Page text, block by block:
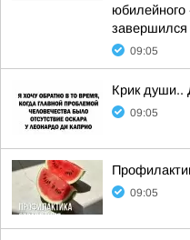
завершился
09:05
Крик души..
09:05
09:05